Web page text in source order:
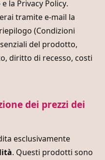
e la Privacy Policy.
tramite e-mail la
(Condizioni
del prodotto,
diritto di recesso, costi
dei prezzi dei
esclusivamente
. Questi prodotti sono